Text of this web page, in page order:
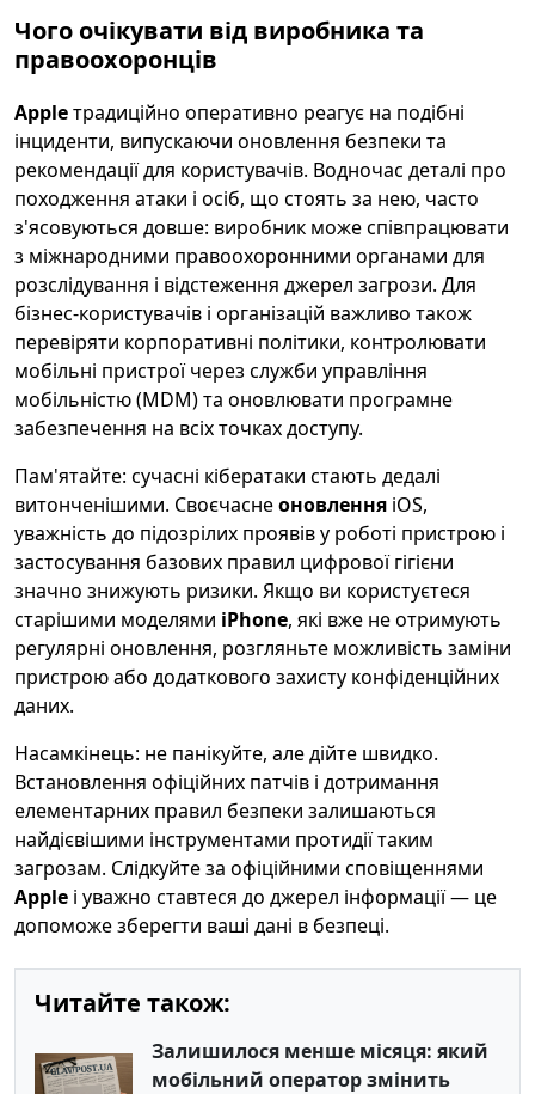
Чого очікувати від виробника та
правоохоронців
Appleтрадиційно оперативно реагує на подібні
інциденти, випускаючи оновлення безпеки та
рекомендації для користувачів. Водночас деталі про
походження атаки і осіб, що стоять за нею, часто
з'ясовуються довше: виробник може співпрацювати
з міжнародними правоохоронними органами для
розслідування і відстеження джерел загрози. Для
бізнес-користувачів і організацій важливо також
перевіряти корпоративні політики, контролювати
мобільні пристрої через служби управління
мобільністю (MDM) та оновлювати програмне
забезпечення на всіх точках доступу.
Пам'ятайте: сучасні кібератаки стають дедалі
витонченішими. Своєчаснеоновлення iOS,
уважність до підозрілих проявів у роботі пристрою і
застосування базових правил цифрової гігієни
значно знижують ризики. Якщо ви користуєтеся
старішими моделями iPhone, які вже не отримують
регулярні оновлення, розгляньте можливість заміни
пристрою або додаткового захисту конфіденційних
даних.
Насамкінець: не панікуйте, але дійте швидко.
Встановлення офіційних патчів і дотримання
елементарних правил безпеки залишаються
найдієвішими інструментами протидії таким
загрозам. Слідкуйте за офіційними сповіщеннями
Apple і уважно ставтеся до джерел інформації — це
допоможе зберегти ваші дані в безпеці.
Читайте також:
Залишилося менше місяця: який
мобільний оператор змінить